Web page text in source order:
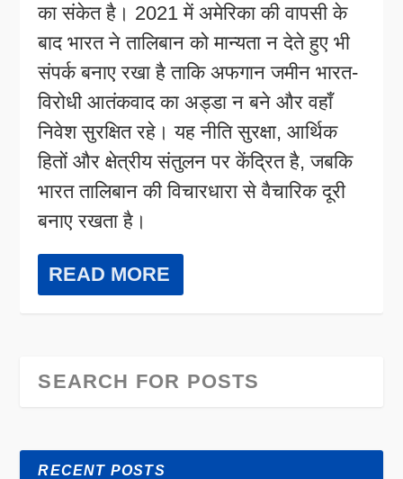
का संकेत है। 2021 में अमेरिका की वापसी के
बाद भारत ने तालिबान को मान्यता न देते हुए भी
संपर्क बनाए रखा है ताकि अफगान जमीन भारत-
विरोधी आतंकवाद का अड्डा न बने और वहाँ
निवेश सुरक्षित रहे। यह नीति सुरक्षा, आर्थिक
हितों और क्षेत्रीय संतुलन पर केंद्रित है, जबकि
भारत तालिबान की विचारधारा से वैचारिक दूरी
बनाए रखता है।
READ MORE
RECENT POSTS